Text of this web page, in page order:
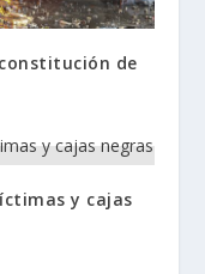
de
y cajas